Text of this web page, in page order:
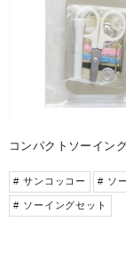
コンパクトソーイン
# サンコッコー # ソ
# ソーイングセット